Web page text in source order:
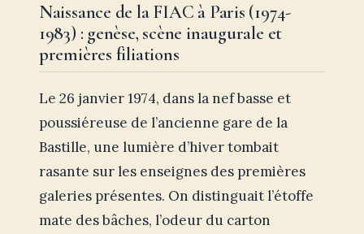
Naissance de la FIAC à Paris (1974-
1983) : genèse, scène inaugurale et
premières filiations
Le 26 janvier 1974, dans la nef basse et
poussiéreuse de l’ancienne gare de la
Bastille, une lumière d’hiver tombait
rasante sur les enseignes des premières
galeries présentes. On distinguait l’étoffe
mate des bâches, l’odeur du carton